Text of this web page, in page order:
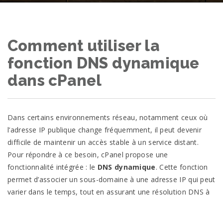
Comment utiliser la
fonction DNS dynamique
dans cPanel
Dans certains environnements réseau, notamment ceux où
l’adresse IP publique change fréquemment, il peut devenir
difficile de maintenir un accès stable à un service distant.
Pour répondre à ce besoin, cPanel propose une
fonctionnalité intégrée : le DNS dynamique. Cette fonction
permet d’associer un sous-domaine à une adresse IP qui peut
varier dans le temps, tout en assurant une résolution DNS à